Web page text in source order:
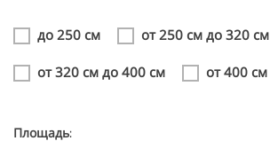
до 250 см от 250 см до 320 см
от 320 см до 400 см от 400 см
Площадь: